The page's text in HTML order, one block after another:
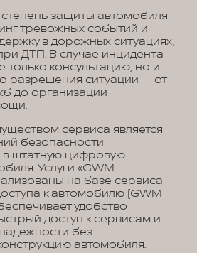
защиты автомобиля
тревожных событий и
в дорожных ситуациях,
ДТП. В случае инцидента
только консультацию, но и
разрешения ситуации — от
до организации
сервиса является
безопасности
в штатную цифровую
Услуги «GWM
на базе сервиса
к автомобилю (GWM
удобство
доступ к сервисам и
без
автомобиля.